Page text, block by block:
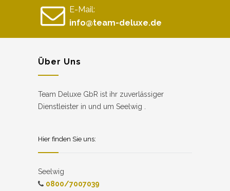
E-Mail:
info@team-deluxe.de
Über Uns
Team Deluxe GbR ist ihr zuverlässiger
Dienstleister in und um Seelwig .
Hier finden Sie uns:
Seelwig
0800/7007039